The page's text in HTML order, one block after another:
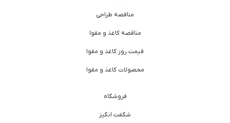
مناقصه طراحی
مناقصه کاغذ و مقوا
قیمت روز کاغذ و مقوا
محصولات کاغذ و مقوا
فروشگاه
شگفت انگیز